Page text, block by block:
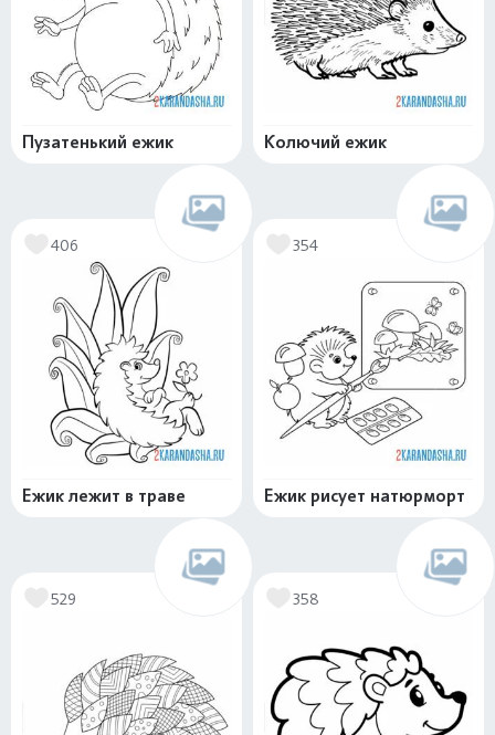
Пузатенький ежик Колючий ежик
406
Ежик лежит в траве
354
Ежик рисует натюрморт
529 358